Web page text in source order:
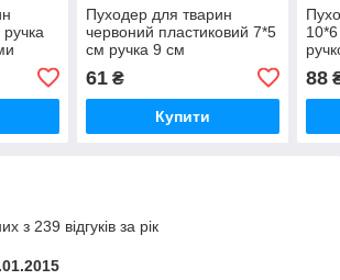
Пуходер для тварин
червоний пластиковий 7*5
см ручка 9 см
61₴
Купити
88
з 239 відгуків за рік